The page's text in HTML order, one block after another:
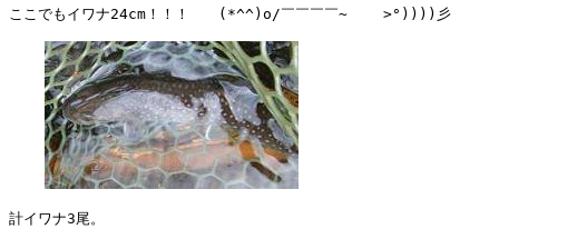
ここでもイワナ24cm！！！　　(*^^)o/￣￣￣￣~    >°))))彡
計イワナ3尾。